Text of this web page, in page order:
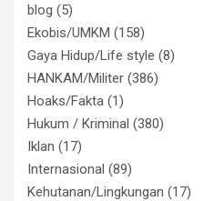
blog (5)
Ekobis/UMKM (158)
Gaya Hidup/Life style (8)
HANKAM/Militer (386)
Hoaks/Fakta (1)
Hukum / Kriminal (380)
Iklan (17)
Internasional (89)
Kehutanan/Lingkungan (17)